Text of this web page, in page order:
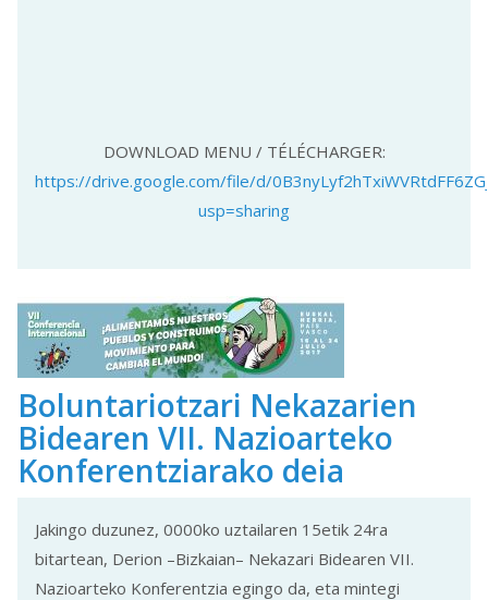
DOWNLOAD MENU / TÉLÉCHARGER:
https://drive.google.com/file/d/
usp=sharing
Boluntariotzari Nekazarien
Bidearen VII. Nazioarteko
Konferentziarako deia
Jakingo duzunez, 0000ko uztailaren 15etik 24ra
bitartean, Derion –Bizkaian– Nekazari Bidearen VII.
Nazioarteko Konferentzia egingo da, eta mintegi